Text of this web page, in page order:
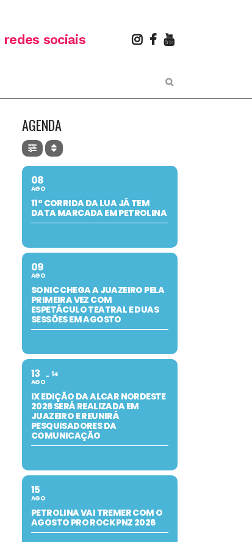
redes sociais
AGENDA
08
AGO
11ª CORRIDA DA LUA JÁ TEM
DATA MARCADA EM PETROLINA
09
AGO
SONIC CHEGA A JUAZEIRO PELA
PRIMEIRA VEZ COM
ESPETÁCULO TEATRAL E DUAS
SESSÕES EM AGOSTO
13
AGO
14
IX EDIÇÃO DA ALCAR NORDESTE
2026 SERÁ REALIZADA EM
JUAZEIRO E REUNIRÁ
PESQUISADORES DA
COMUNICAÇÃO
15
AGO
PETROLINA VAI TREMER COM O
AGOSTO PRO ROCK PNZ 2026